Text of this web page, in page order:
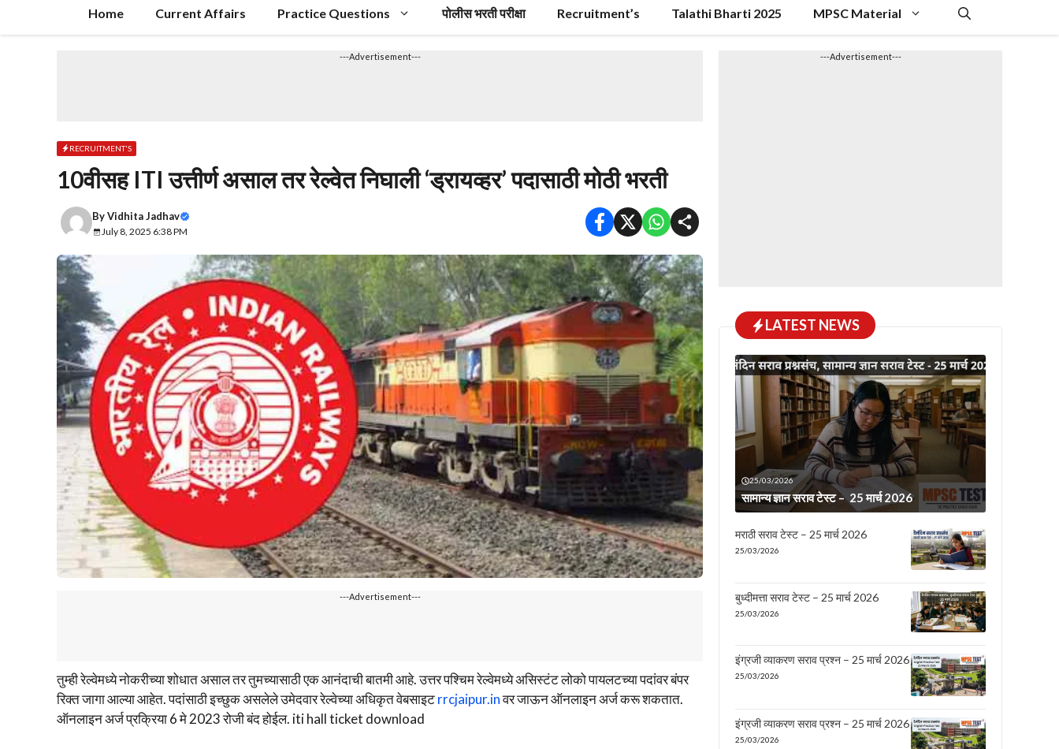
Home Current Affairs Practice Questions पोलीस भरती परीक्षा Recruitment’s Talathi Bharti 2025 MPSC Material
---Advertisement---
RECRUITMENT'S
10वीसह ITI उत्तीर्ण असाल तर रेल्वेत निघाली ‘ड्रायव्हर’ पदासाठी मोठी भरती
ByVidhita Jadhav
July 8, 2025 6:38 PM
---Advertisement---
तुम्ही रेल्वेमध्ये नोकरीच्या शोधात असाल तर तुमच्यासाठी एक आनंदाची बातमी आहे. उत्तर पश्चिम रेल्वेमध्ये असिस्टंट लोको पायलटच्या पदांवर बंपर
रिक्त जागा आल्या आहेत. पदांसाठी इच्छुक असलेले उमेदवार रेल्वेच्या अधिकृत वेबसाइटrrcjaipur.inवर जाऊन ऑनलाइन अर्ज करू शकतात.
ऑनलाइन अर्ज प्रक्रिया 6 मे 2023 रोजी बंद होईल. iti hall ticket download
---Advertisement---
LATEST NEWS
25/03/2026
सामान्य ज्ञान सराव टेस्ट – 25 मार्च 2026
मराठी सराव टेस्ट – 25 मार्च 2026
25/03/2026
बुध्दीमत्ता सराव टेस्ट – 25 मार्च 2026
25/03/2026
इंग्रजी व्याकरण सराव प्रश्न – 25 मार्च 2026
25/03/2026
इंग्रजी व्याकरण सराव प्रश्न – 25 मार्च 2026
25/03/2026